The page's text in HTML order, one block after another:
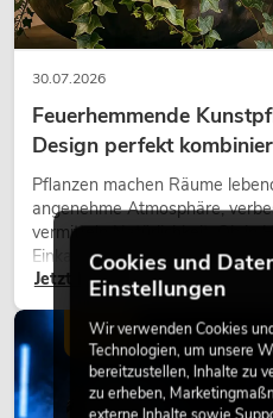
30.07.2026
Feuerhemmende
Design perfekt
Pflanzen machen Räume
angenehme Atmosphäre,
vermitteln Natürlichkeit. Ob in
Einkaufszentren,
eine hochwertige Begrünung
modernen Raumkonzept.
Jetzt lesen
LICHT
Cookies und
Einstellungen
Wir verwenden Cookies
Technologien, um unsere
bereitzustellen, Inhalte zu
zu erheben,